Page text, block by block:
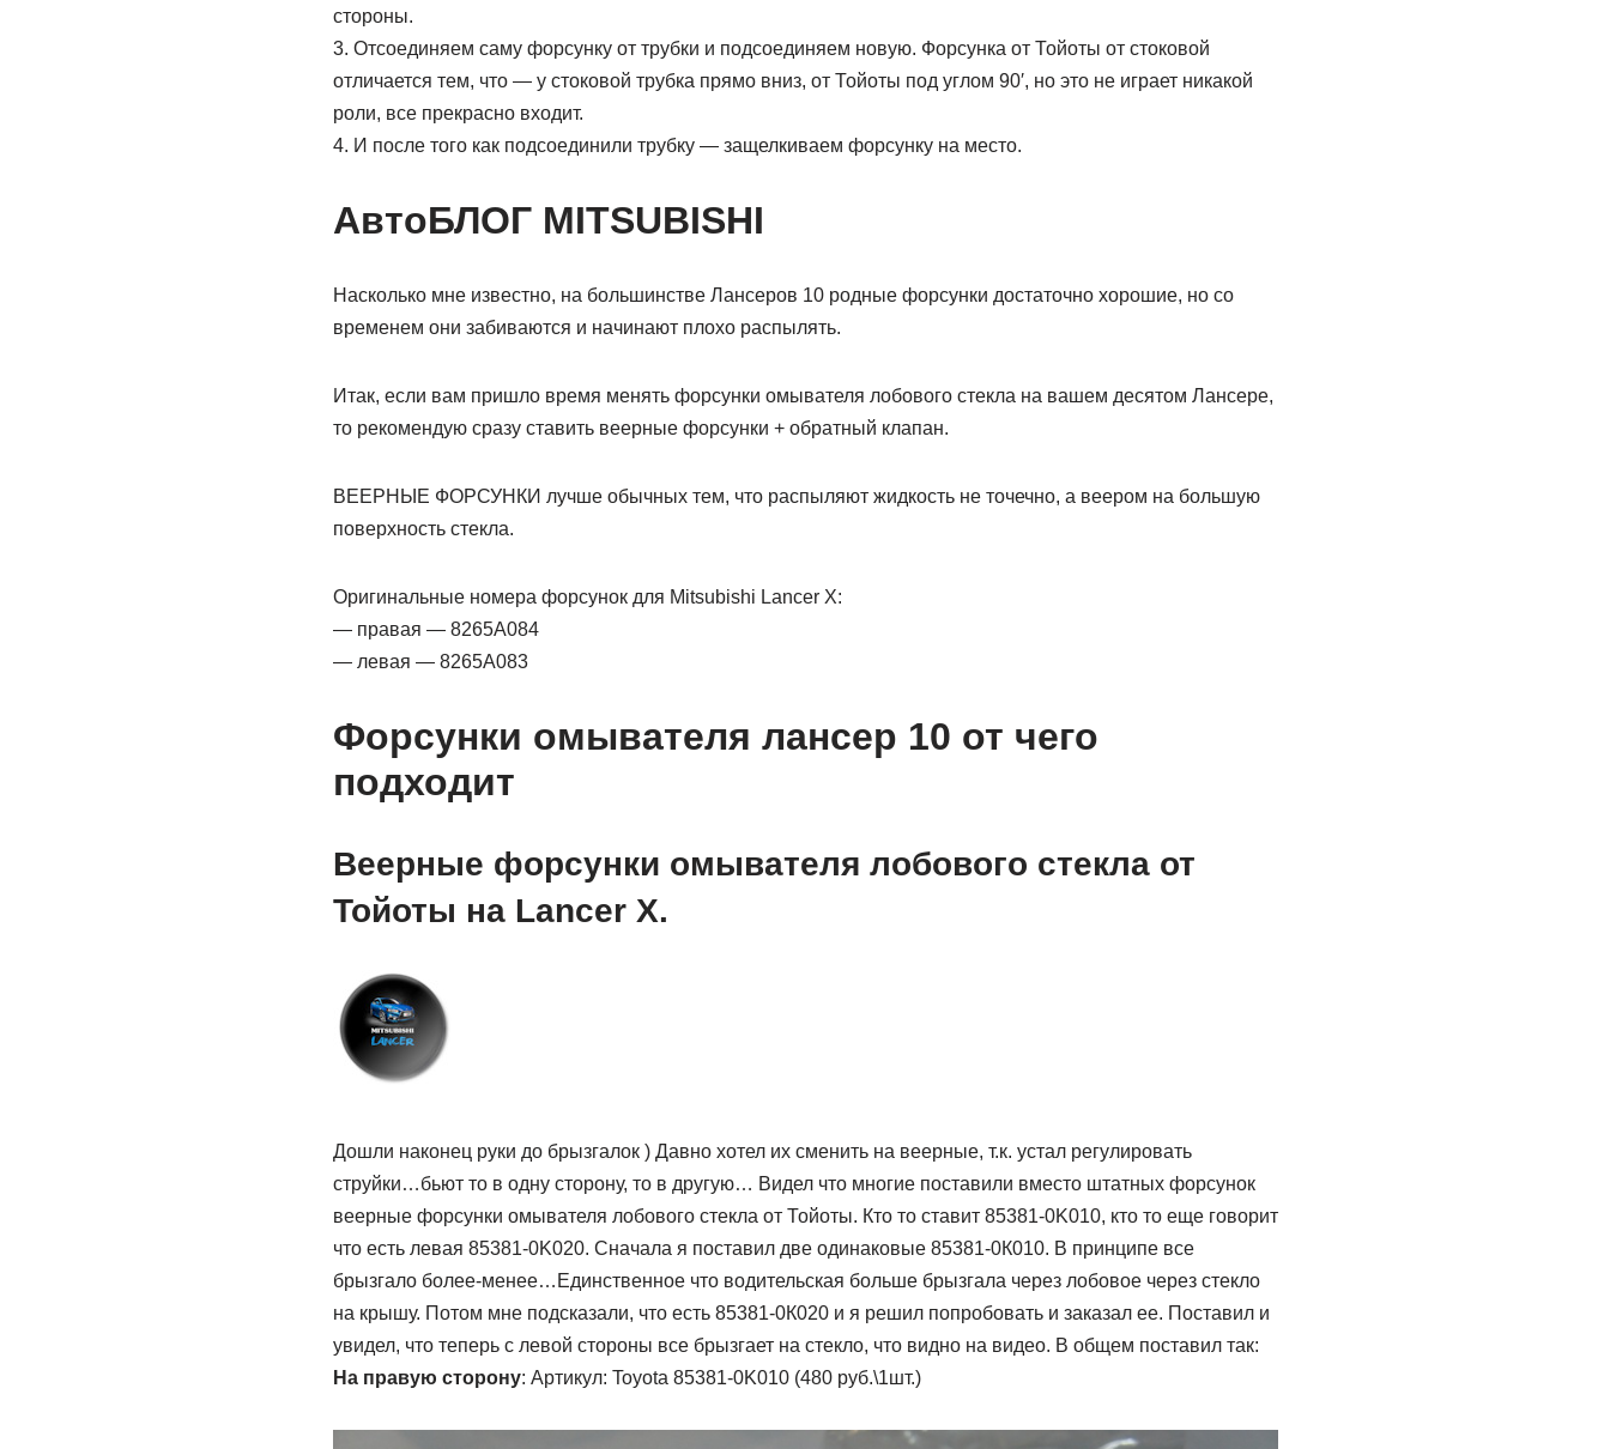
стороны.
3. Отсоединяем саму форсунку от трубки и подсоединяем новую. Форсунка от Тойоты от стоковой
отличается тем, что — у стоковой трубка прямо вниз, от Тойоты под углом 90′, но это не играет никакой
роли, все прекрасно входит.
4. И после того как подсоединили трубку — защелкиваем форсунку на место.
АвтоБЛОГ MITSUBISHI
Насколько мне известно, на большинстве Лансеров 10 родные форсунки достаточно хорошие, но со
временем они забиваются и начинают плохо распылять.
Итак, если вам пришло время менять форсунки омывателя лобового стекла на вашем десятом Лансере,
то рекомендую сразу ставить веерные форсунки + обратный клапан.
ВЕЕРНЫЕ ФОРСУНКИ лучше обычных тем, что распыляют жидкость не точечно, а веером на большую
поверхность стекла.
Оригинальные номера форсунок для Mitsubishi Lancer X:
— правая — 8265A084
— левая — 8265A083
Форсунки омывателя лансер 10 от чего
подходит
Веерные форсунки омывателя лобового стекла от
Тойоты на Lancer X.
Дошли наконец руки до брызгалок ) Давно хотел их сменить на веерные, т.к. устал регулировать
струйки…бьют то в одну сторону, то в другую… Видел что многие поставили вместо штатных форсунок
веерные форсунки омывателя лобового стекла от Тойоты. Кто то ставит 85381-0K010, кто то еще говорит
что есть левая 85381-0K020. Сначала я поставил две одинаковые 85381-0К010. В принципе все
брызгало более-менее…Единственное что водительская больше брызгала через лобовое через стекло
на крышу. Потом мне подсказали, что есть 85381-0К020 и я решил попробовать и заказал ее. Поставил и
увидел, что теперь с левой стороны все брызгает на стекло, что видно на видео. В общем поставил так:
На правую сторону: Артикул: Toyota 85381-0K010 (480 руб.\1шт.)